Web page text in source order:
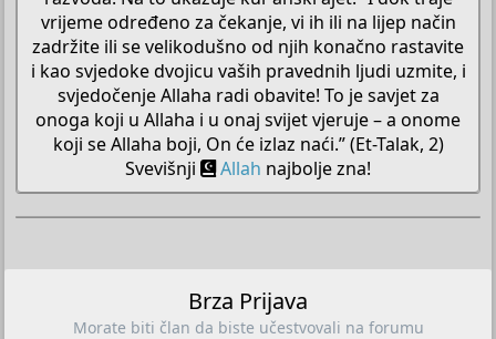
vrijeme određeno za čekanje, vi ih ili na lijep način
zadržite ili se velikodušno od njih konačno rastavite
i kao svjedoke dvojicu vaših pravednih ljudi uzmite, i
svjedočenje Allaha radi obavite! To je savjet za
onoga koji u Allaha i u onaj svijet vjeruje – a onome
koji se Allaha boji, On će izlaz naći.” (Et-Talak, 2)
Svevišnji
Allah najbolje zna!​
Brza Prijava
Morate biti član da biste učestvovali na forumu